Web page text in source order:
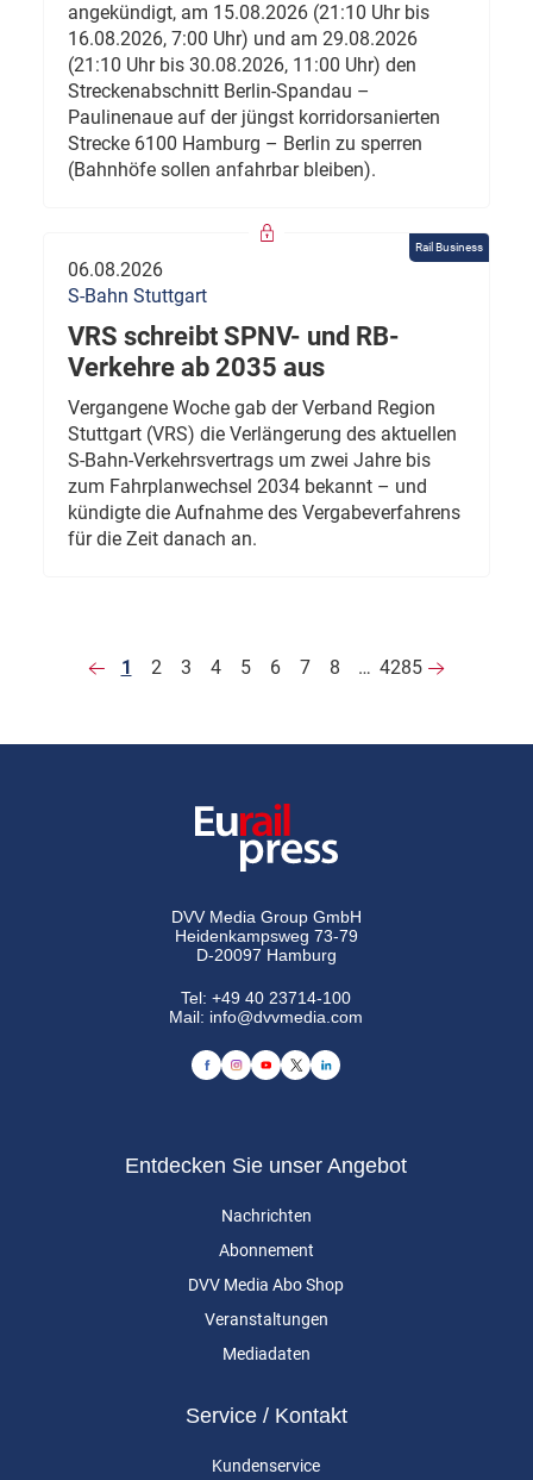
angekündigt, am 15.08.2026 (21:10 Uhr bis
16.08.2026, 7:00 Uhr) und am 29.08.2026
(21:10 Uhr bis 30.08.2026, 11:00 Uhr) den
Streckenabschnitt Berlin-Spandau –
Paulinenaue auf der jüngst korridorsanierten
Strecke 6100 Hamburg – Berlin zu sperren
(Bahnhöfe sollen anfahrbar bleiben).
Rail Business
06.08.2026
S-Bahn Stuttgart
VRS schreibt SPNV- und RB-
Verkehre ab 2035 aus
Vergangene Woche gab der Verband Region
Stuttgart (VRS) die Verlängerung des aktuellen
S-Bahn-Verkehrsvertrags um zwei Jahre bis
zum Fahrplanwechsel 2034 bekannt – und
kündigte die Aufnahme des Vergabeverfahrens
für die Zeit danach an.
1 2 3 4 5 6 7 8 … 4285
DVV Media Group GmbH
Heidenkampsweg 73-79
D-20097 Hamburg
Tel:+49 40 23714-100
Mail: info@dvvmedia.com
Entdecken Sie unser Angebot
Nachrichten
Abonnement
DVV Media Abo Shop
Veranstaltungen
Mediadaten
Service / Kontakt
Kundenservice